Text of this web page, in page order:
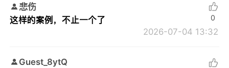
悲伤
这样的案例，不止一个了
2026-07-04 13:32
0
Guest_8ytQ